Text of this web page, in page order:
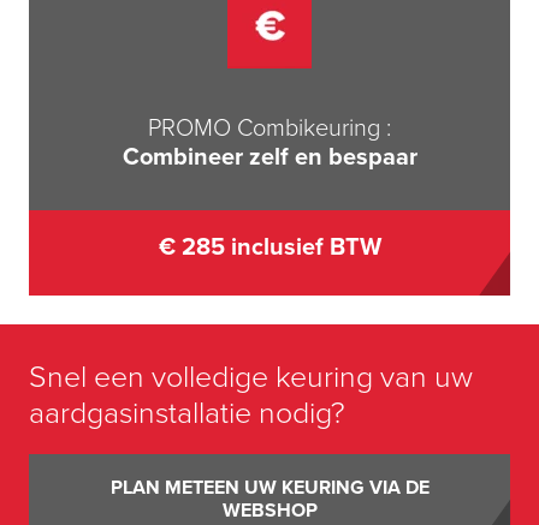
PROMO Combikeuring :
Combineer zelf en bespaar
€ 285 inclusief BTW
Snel een volledige keuring van uw
aardgasinstallatie nodig?
PLAN METEEN UW KEURING VIA DE
WEBSHOP